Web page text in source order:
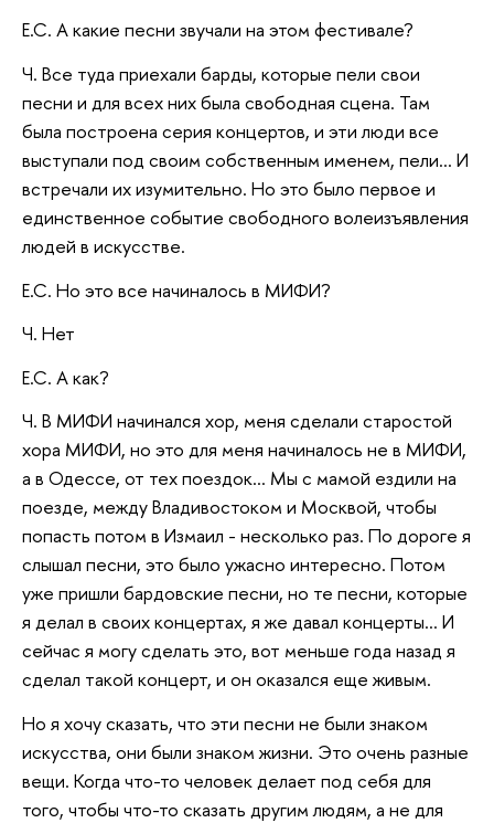
Е.С. А какие песни звучали на этом фестивале?
Ч. Все туда приехали барды, которые пели свои
песни и для всех них была свободная сцена. Там
была построена серия концертов, и эти люди все
выступали под своим собственным именем, пели… И
встречали их изумительно. Но это было первое и
единственное событие свободного волеизъявления
людей в искусстве.
Е.С. Но это все начиналось в МИФИ?
Ч. Нет
Е.С. А как?
Ч. В МИФИ начинался хор, меня сделали старостой
хора МИФИ, но это для меня начиналось не в МИФИ,
а в Одессе, от тех поездок… Мы с мамой ездили на
поезде, между Владивостоком и Москвой, чтобы
попасть потом в Измаил - несколько раз. По дороге я
слышал песни, это было ужасно интересно. Потом
уже пришли бардовские песни, но те песни, которые
я делал в своих концертах, я же давал концерты… И
сейчас я могу сделать это, вот меньше года назад я
сделал такой концерт, и он оказался еще живым.
Но я хочу сказать, что эти песни не были знаком
искусства, они были знаком жизни. Это очень разные
вещи. Когда что-то человек делает под себя для
того, чтобы что-то сказать другим людям, а не для